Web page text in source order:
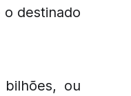
o destinado
ou